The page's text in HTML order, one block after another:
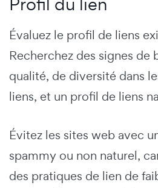
Évaluez le profil de liens
Recherchez des signes de
qualité, de diversité dans
liens, et un profil de liens
Évitez les sites web avec
spammy ou non naturel,
des pratiques de lien de